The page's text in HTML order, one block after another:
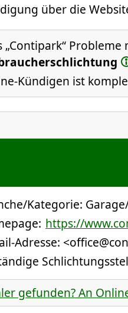
über die
„Contipark“
Kündigen ist
Kategorie:
https://
Adresse:
gefunden? An